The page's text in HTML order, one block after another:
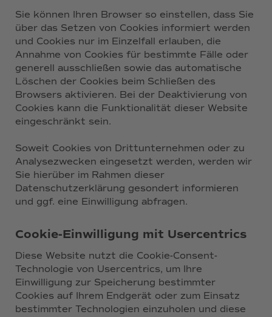
Sie können Ihren Browser so einstellen, dass Sie
über das Setzen von Cookies informiert werden
und Cookies nur im Einzelfall erlauben, die
Annahme von Cookies für bestimmte Fälle oder
generell ausschließen sowie das automatische
Löschen der Cookies beim Schließen des
Browsers aktivieren. Bei der Deaktivierung von
Cookies kann die Funktionalität dieser Website
eingeschränkt sein.
Soweit Cookies von Drittunternehmen oder zu
Analysezwecken eingesetzt werden, werden wir
Sie hierüber im Rahmen dieser
Datenschutzerklärung gesondert informieren
und ggf. eine Einwilligung abfragen.
Cookie-Einwilligung mit Usercentrics
Diese Website nutzt die Cookie-Consent-
Technologie von Usercentrics, um Ihre
Einwilligung zur Speicherung bestimmter
Cookies auf Ihrem Endgerät oder zum Einsatz
bestimmter Technologien einzuholen und diese